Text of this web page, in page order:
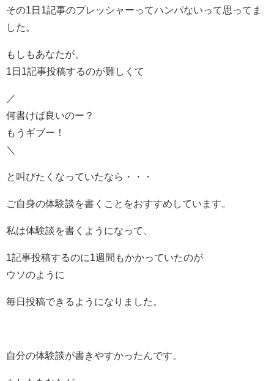
その1日1記事のプレッシャーってハンパないって思ってま
した。
もしもあなたが、
1日1記事投稿するのが難しくて
／
何書けば良いのー？
もうギブー！
＼
と叫びたくなっていたなら・・・
ご自身の体験談を書くことをおすすめしています。
私は体験談を書くようになって、
1記事投稿するのに1週間もかかっていたのが
ウソのように
毎日投稿できるようになりました。
自分の体験談が書きやすかったんです。